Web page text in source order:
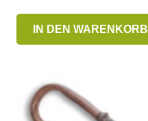
IN DEN WARENKORB